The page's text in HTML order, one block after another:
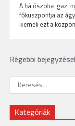
A hálószoba igazi
fókuszpontja az
kiemeli ezt a
Bejegyzés
navigáció
Régebbi
Keresés:
Kategóriák